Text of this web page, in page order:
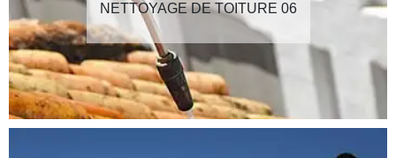
NETTOYAGE DE TOITURE 06